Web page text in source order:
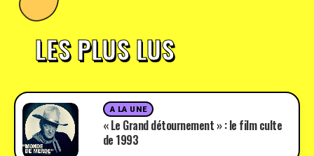
LES PLUS LUS
A LA UNE
« Le Grand détournement » : le film culte
de 1993